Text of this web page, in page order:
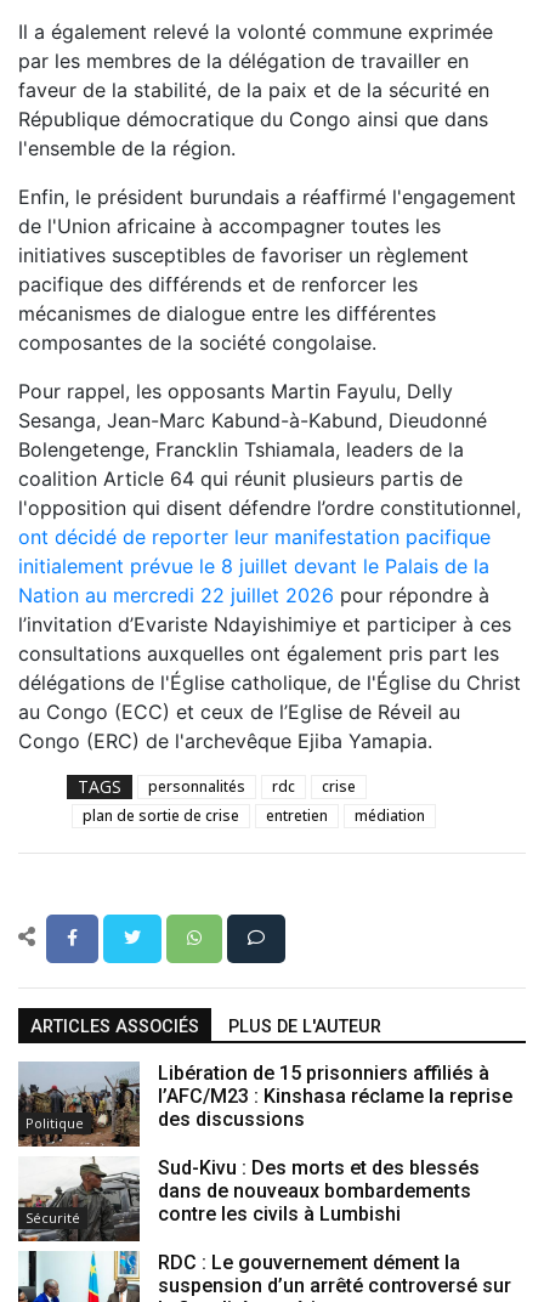
Il a également relevé la volonté commune exprimée
par les membres de la délégation de travailler en
faveur de la stabilité, de la paix et de la sécurité en
République démocratique du Congo ainsi que dans
l'ensemble de la région.
Enfin, le président burundais a réaffirmé l'engagement
de l'Union africaine à accompagner toutes les
initiatives susceptibles de favoriser un règlement
pacifique des différends et de renforcer les
mécanismes de dialogue entre les différentes
composantes de la société congolaise.
Pour rappel, les opposants Martin Fayulu, Delly
Sesanga, Jean-Marc Kabund-à-Kabund, Dieudonné
Bolengetenge, Francklin Tshiamala, leaders de la
coalition Article 64 qui réunit plusieurs partis de
l'opposition qui disent défendre l’ordre constitutionnel,
ont décidé de reporter leur manifestation pacifique
initialement prévue le 8 juillet devant le Palais de la
Nation au mercredi 22 juillet 2026 pour répondre à
l’invitation d’Evariste Ndayishimiye et participer à ces
consultations auxquelles ont également pris part les
délégations de l'Église catholique, de l'Église du Christ
au Congo (ECC) et ceux de l’Eglise de Réveil au
Congo (ERC) de l'archevêque Ejiba Yamapia.
TAGS personnalités rdc
crise
plan de sortie de crise
entretien médiation
ARTICLES ASSOCIÉS PLUS DE L'AUTEUR
Politique
Libération de 15 prisonniers affiliés à
l’AFC/M23 : Kinshasa réclame la reprise
des discussions
Sécurité
Sud-Kivu : Des morts et des blessés
dans de nouveaux bombardements
contre les civils à Lumbishi
RDC : Le gouvernement dément la
suspension d’un arrêté controversé sur